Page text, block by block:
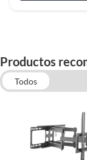
Productos
Todos
Tacos y Pernos de